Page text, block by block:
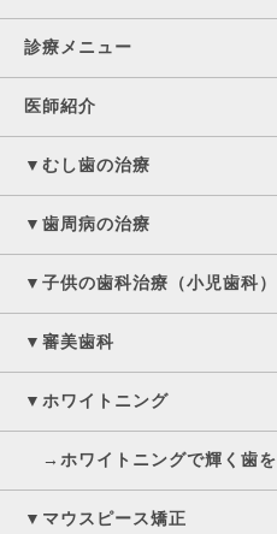
診療メニュー
医師紹介
▼むし歯の治療
▼歯周病の治療
▼子供の歯科治療（小児歯科）
▼審美歯科
▼ホワイトニング
→ホワイトニングで輝く歯を
▼マウスピース矯正